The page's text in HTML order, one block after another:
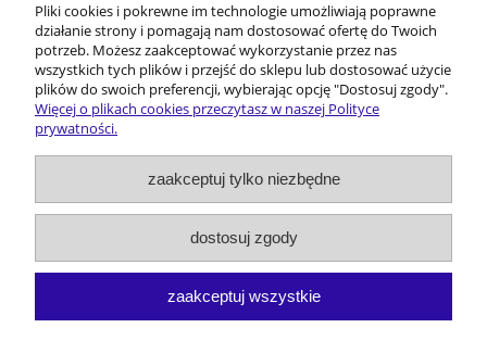
40,00 zł
do koszyka
Pomoc
Dostawa i koszty
Moje konto
Pliki cookies i pokrewne im technologie umożliwiają poprawne
działanie strony i pomagają nam dostosować ofertę do Twoich
potrzeb. Możesz zaakceptować wykorzystanie przez nas
wszystkich tych plików i przejść do sklepu lub dostosować użycie
plików do swoich preferencji, wybierając opcję "Dostosuj zgody".
Więcej o plikach cookies przeczytasz w naszej Polityce
prywatności.
zaakceptuj tylko niezbędne
dostosuj zgody
zaakceptuj wszystkie